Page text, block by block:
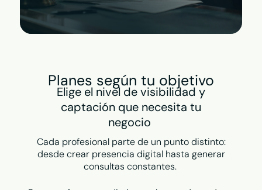
Planes según tu objetivo
Elige el nivel de visibilidad y
captación que necesita tu
negocio
Cada profesional parte de un punto distinto:
desde crear presencia digital hasta generar
consultas constantes.